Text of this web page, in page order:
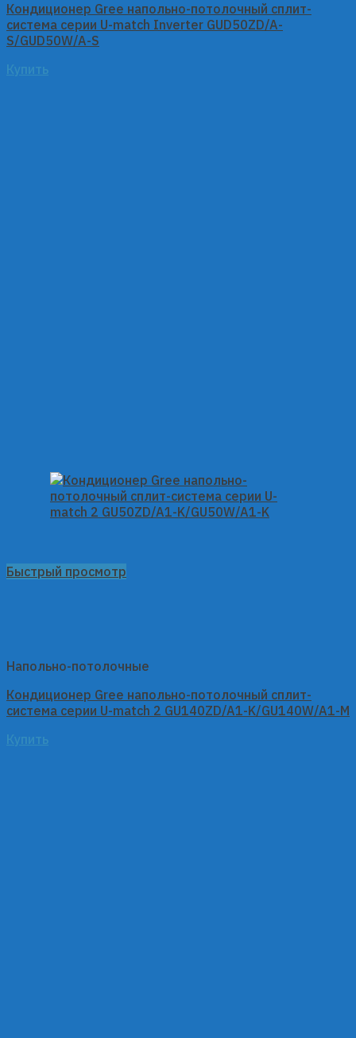
Кондиционер Gree напольно-потолочный сплит-
система серии U-match Inverter GUD50ZD/A-
S/GUD50W/A-S
Купить
Быстрый просмотр
Напольно-потолочные
Кондиционер Gree напольно-потолочный сплит-
система серии U-match 2 GU140ZD/A1-K/GU140W/A1-M
Купить